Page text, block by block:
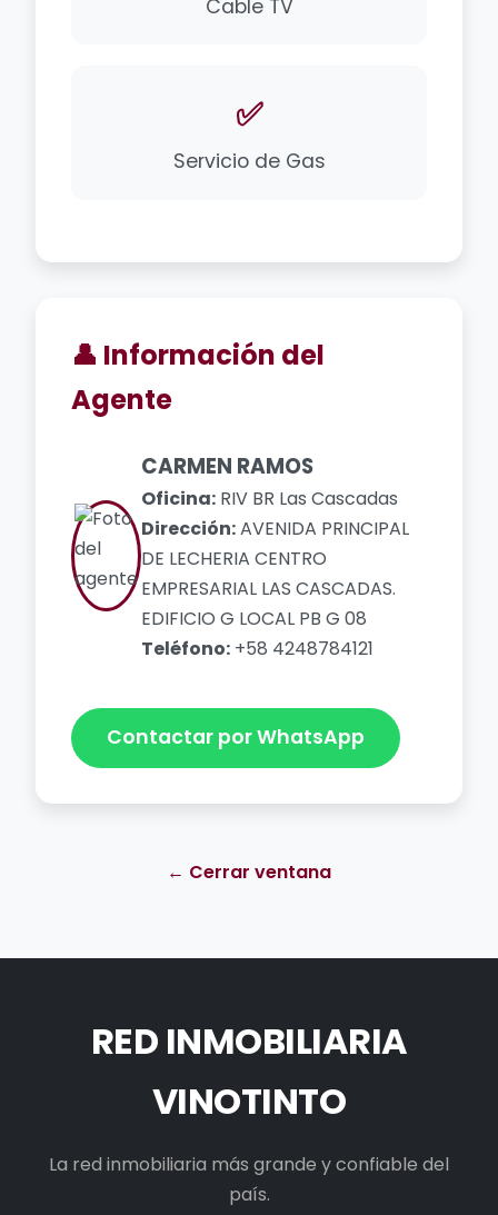
Cable TV
✅
Servicio de Gas
👤 Información del
Agente
CARMEN RAMOS
Oficina: RIV BR Las Cascadas
Dirección:AVENIDA PRINCIPAL
DE LECHERIA CENTRO
EMPRESARIAL LAS CASCADAS.
EDIFICIO G LOCAL PB G 08
Teléfono: +58 4248784121
Contactar por WhatsApp
← Cerrar ventana
RED INMOBILIARIA
VINOTINTO
La red inmobiliaria más grande y confiable del
país.